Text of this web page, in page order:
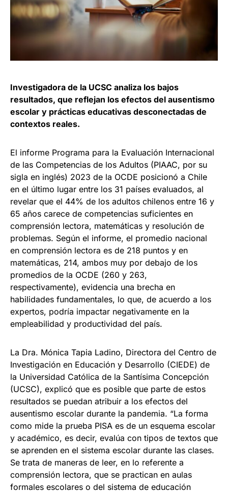
Investigadora de la UCSC analiza los bajos
resultados, que reflejan los efectos del ausentismo
escolar y prácticas educativas desconectadas de
contextos reales.
El informe Programa para la Evaluación Internacional
de las Competencias de los Adultos (PIAAC, por su
sigla en inglés) 2023 de la OCDE posicionó a Chile
en el último lugar entre los 31 países evaluados, al
revelar que el 44% de los adultos chilenos entre 16 y
65 años carece de competencias suficientes en
comprensión lectora, matemáticas y resolución de
problemas. Según el informe, el promedio nacional
en comprensión lectora es de 218 puntos y en
matemáticas, 214, ambos muy por debajo de los
promedios de la OCDE (260 y 263,
respectivamente), evidencia una brecha en
habilidades fundamentales, lo que, de acuerdo a los
expertos, podría impactar negativamente en la
empleabilidad y productividad del país.
La Dra. Mónica Tapia Ladino, Directora del Centro de
Investigación en Educación y Desarrollo (CIEDE) de
la Universidad Católica de la Santísima Concepción
(UCSC), explicó que es posible que parte de estos
resultados se puedan atribuir a los efectos del
ausentismo escolar durante la pandemia. “La forma
como mide la prueba PISA es de un esquema escolar
y académico, es decir, evalúa con tipos de textos que
se aprenden en el sistema escolar durante las clases.
Se trata de maneras de leer, en lo referente a
comprensión lectora, que se practican en aulas
formales escolares o del sistema de educación